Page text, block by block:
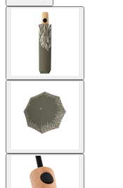
larger
image
larger
image